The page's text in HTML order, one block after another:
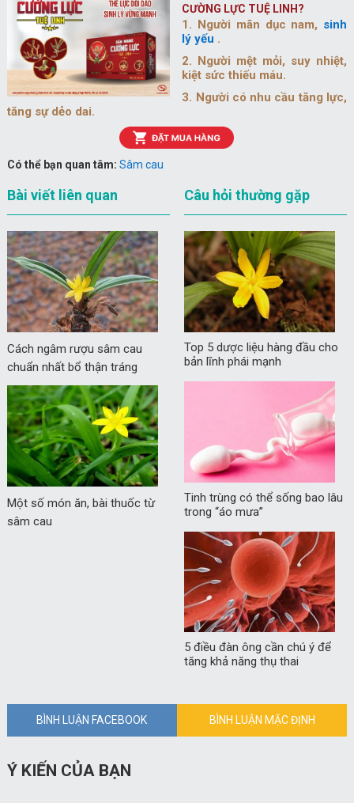
CƯỜNG LỰC TUỆ LINH?
1. Người mãn dục nam, sinh
lý yếu .
2. Người mệt mỏi, suy nhiệt,
kiệt sức thiếu máu.
3. Người có nhu cầu tăng lực,
tăng sự dẻo dai.
Có thể bạn quan tâm: Sâm cau
Bài viết liên quan
Cách ngâm rượu sâm cau
chuẩn nhất bổ thận tráng
dương
Một số món ăn, bài thuốc từ
sâm cau
Câu hỏi thường gặp
Top 5 dược liệu hàng đầu cho
bản lĩnh phái mạnh
Tinh trùng có thể sống bao lâu
trong “áo mưa”
5 điều đàn ông cần chú ý để
tăng khả năng thụ thai
BÌNH LUẬN FACEBOOK BÌNH LUẬN MẶC ĐỊNH
Ý KIẾN CỦA BẠN